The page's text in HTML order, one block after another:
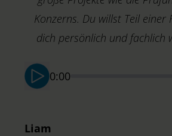
Konzerns. Du willst Teil einer
dich persönlich und fachlich
0:00
Liam